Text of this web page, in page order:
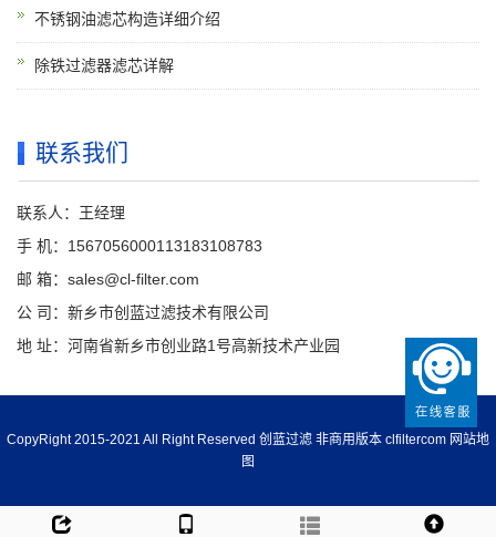
不锈钢油滤芯构造详细介绍
除铁过滤器滤芯详解
联系我们
联系人：王经理
手 机：1567056000113183108783
邮 箱：sales@cl-filter.com
公 司：新乡市创蓝过滤技术有限公司
地 址：河南省新乡市创业路1号高新技术产业园
CopyRight 2015-2021 All Right Reserved 创蓝过滤 非商用版本 clfiltercom 网站地
图